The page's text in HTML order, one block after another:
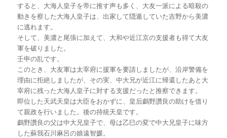
すると、大海人皇子を帝に推す声も多く、大友一派による暗殺の
動きを察した大海人皇子は、出家して隠遁していた吉野から美濃
に逃れます。
そして、美濃と尾張に加えて、大和や近江京の支援者も得て大友
軍を破りました。
壬申の乱です。
このとき、大友軍は太宰府に援軍を要請しましたが、沿岸警備を
理由に拒絶しましたが、その実、中大兄が近江に帰還したあと大
宰府に残った大海人皇子に対する支援だったと推察できます。
即位した天武天皇は大臣をおかずに、皇后鸕野讚良の助けを借り
て親政を行いました。後の持統天皇です。
鸕野讚良の父は中大兄皇子で、母は乙巳の変で中大兄皇子に味方
した蘇我石川麻呂の娘遠智媛。